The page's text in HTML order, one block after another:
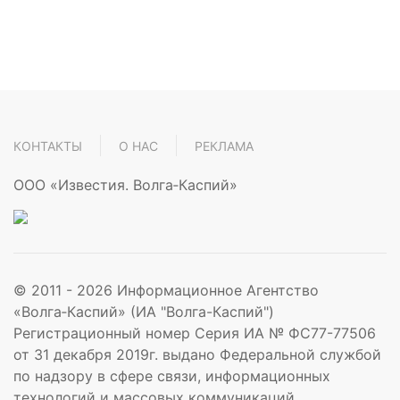
КОНТАКТЫ О НАС РЕКЛАМА
ООО «Известия. Волга‑Каспий»
© 2011 - 2026 Информационное Агентство
«Волга‑Каспий» (ИА "Волга-Каспий")
Регистрационный номер Серия ИА № ФС77-77506
от 31 декабря 2019г. выдано Федеральной службой
по надзору в сфере связи, информационных